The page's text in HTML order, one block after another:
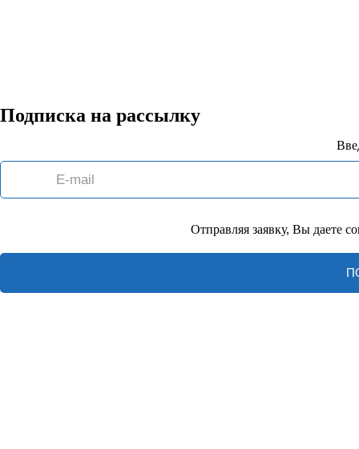
Подписка на рассылку
Отправляя заявку, Вы даете